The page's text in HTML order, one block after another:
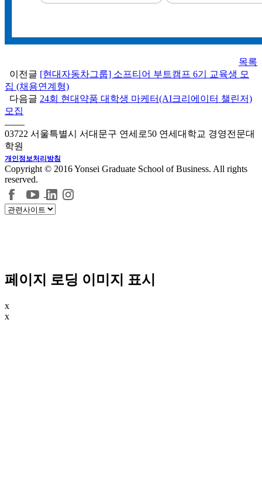
목록
이전글 [현대자동차그룹] 소프티어 부트캠프 6기 교육생 모
집 (채용연계형)
다음글 24회 현대약품 대학생 마케터(AI크리에이터 챌린저)
모집
03722 서울특별시 서대문구 연세로50 연세대학교 경영전문대
학원
개인정보처리방침
Copyright © 2016 Yonsei Graduate School of Business. All rights
reserved.
페이지 로딩 이미지 표시
x
x